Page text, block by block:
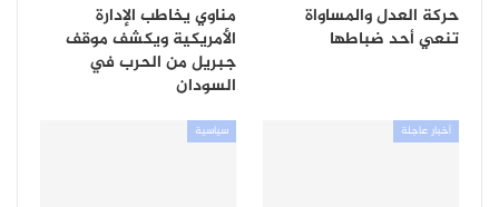
حركة العدل والمساواة
تنعي أحد ضباطها
مناوي يخاطب الإدارة
الأمريكية ويكشف موقف
جبريل من الحرب في
السودان
أخبار عاجلة سياسية